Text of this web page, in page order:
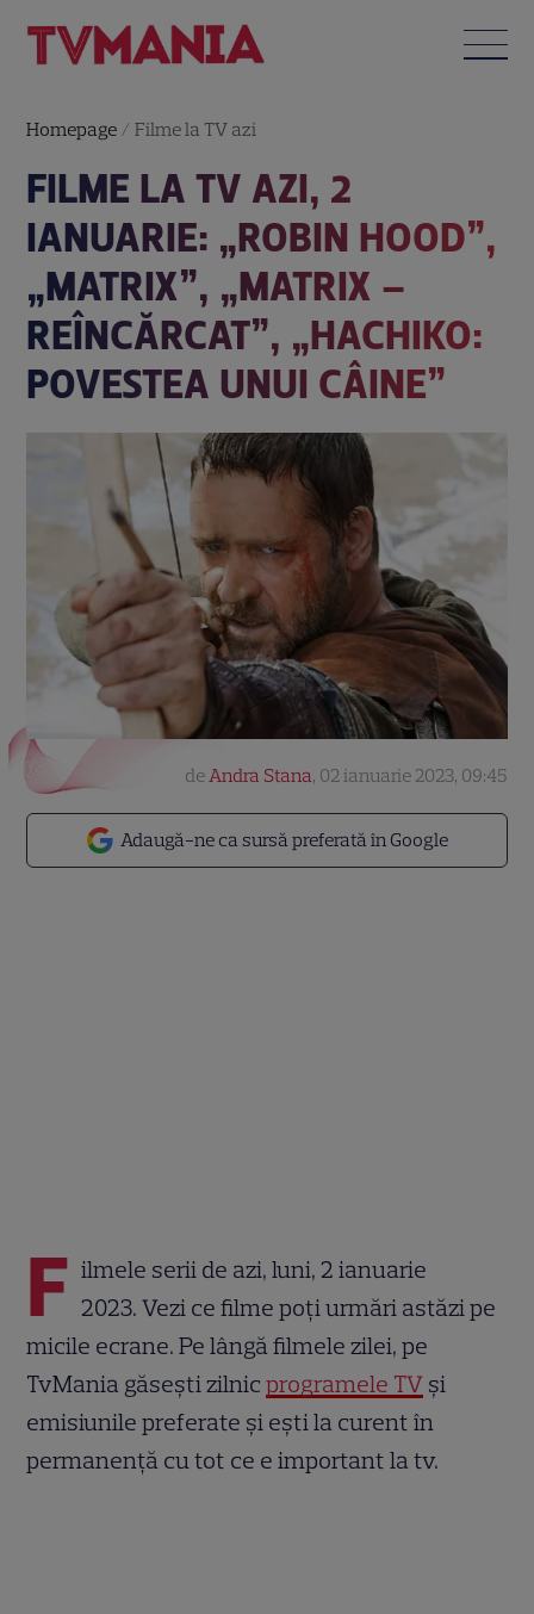
Homepage /Filme la TV azi
FILME LA TV AZI, 2
IANUARIE: „ROBIN HOOD”,
„MATRIX”, „MATRIX –
REÎNCĂRCAT”, „HACHIKO:
POVESTEA UNUI CÂINE”
Adaugă-ne ca sursă preferată în Google
deAndra Stana, 02 ianuarie 2023, 09:45
F ilmele serii de azi, luni, 2 ianuarie
2023. Vezi ce filme poți urmări astăzi pe
micile ecrane. Pe lângă filmele zilei, pe
TvMania găsești zilnicprogramele TV și
emisiunile preferate și ești la curent în
permanență cu tot ce e important la tv.